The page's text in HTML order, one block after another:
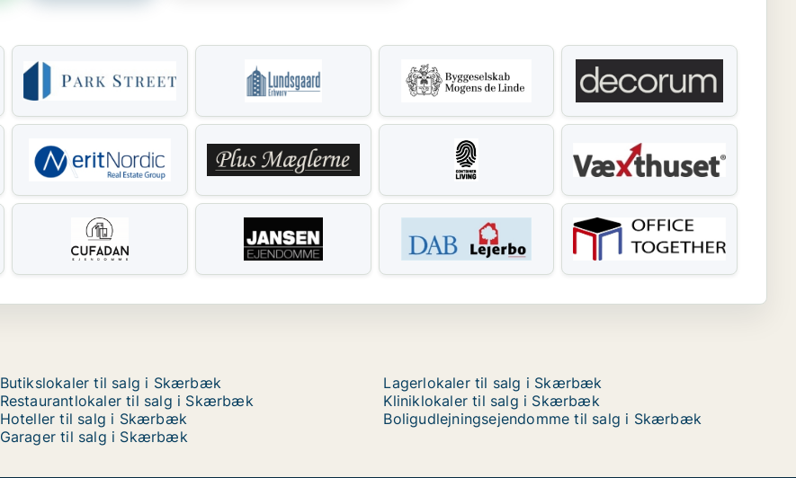
Butikslokaler til salg i Skærbæk
Lagerlokaler til salg i Skærbæk
Restaurantlokaler til salg i Skærbæk
Kliniklokaler til salg i Skærbæk
Hoteller til salg i Skærbæk
Boligudlejningsejendomme til salg i Skærbæk
Garager til salg i Skærbæk